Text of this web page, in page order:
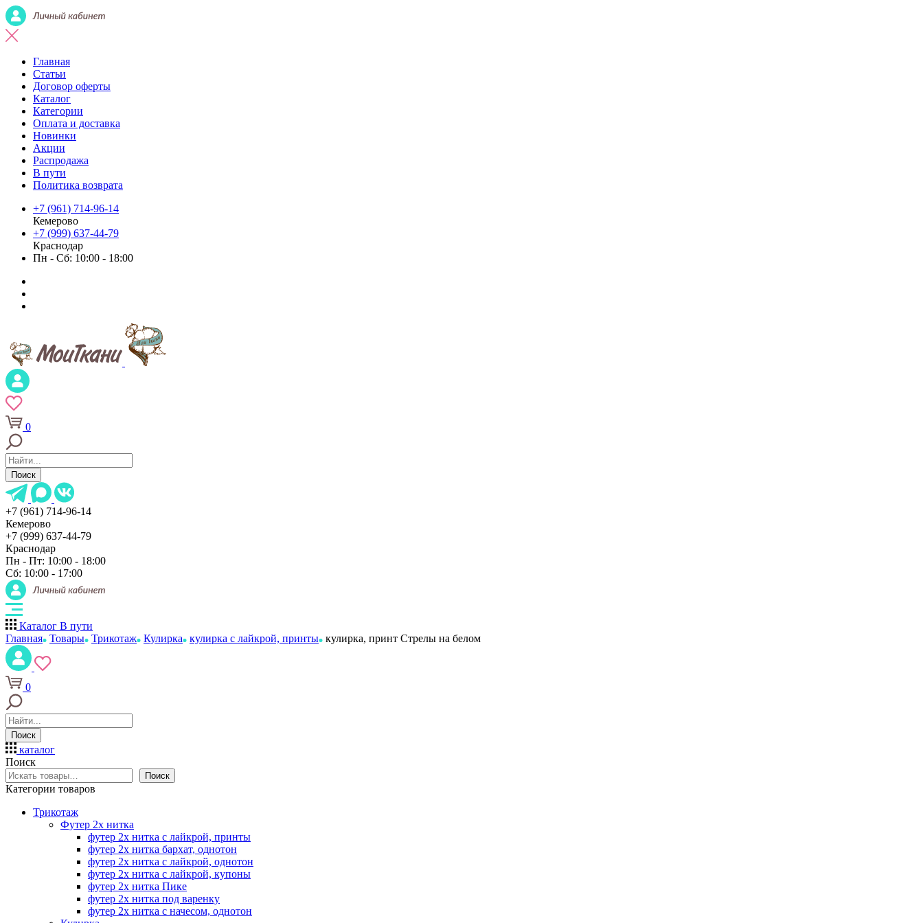
Главная
Статьи
Договор оферты
Каталог
Категории
Оплата и доставка
Новинки
Акции
Распродажа
В пути
Политика возврата
+7 (961) 714-96-14
Кемерово
+7 (999) 637-44-79
Краснодар
Пн - Сб: 10:00 - 18:00
0
Поиск
+7 (961) 714-96-14
Кемерово
+7 (999) 637-44-79
Краснодар
Пн - Пт: 10:00 - 18:00
Сб: 10:00 - 17:00
Каталог В пути
Главная Товары Трикотаж Кулирка кулирка с лайкрой, принты кулирка, принт Стрелы на белом
0
Поиск
каталог
Поиск
Поиск
Категории товаров
Трикотаж
Футер 2х нитка
футер 2х нитка с лайкрой, принты
футер 2х нитка бархат, однотон
футер 2х нитка с лайкрой, однотон
футер 2х нитка с лайкрой, купоны
футер 2х нитка Пике
футер 2х нитка под варенку
футер 2х нитка с начесом, однотон